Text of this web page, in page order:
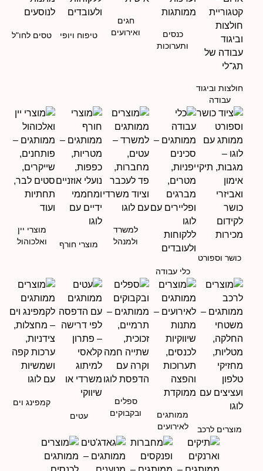
חולצות וביגוד
עבודה
כנסים
ותערוכות
חגים
ואירועים
טיפוח ויופי טסים לחו"ל
כושר וספורט
כלי עבודה
למשרד
ולמנהל
מוצרי חורף
מוצרי יין
ואלכוהול
מוצרים לרכב
ממותגים
לאירועים
ספלים
ובקבוקים
עטים
קמפינג וים